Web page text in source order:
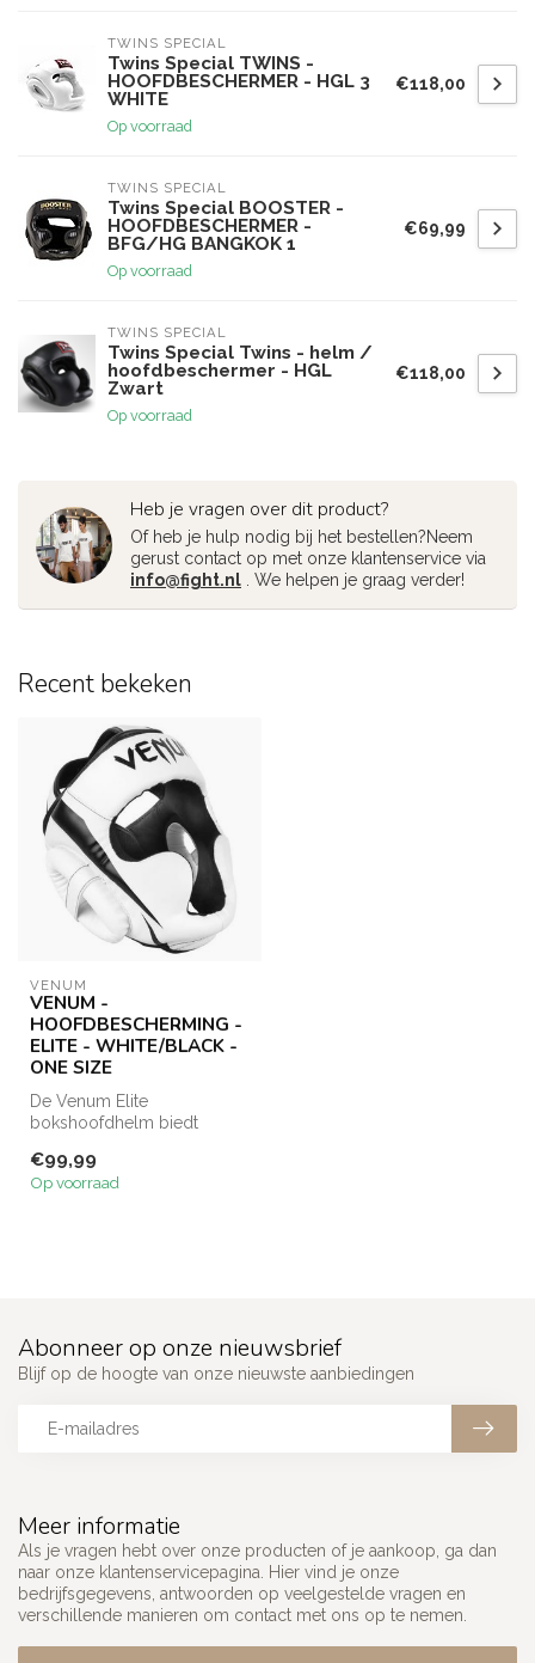
TWINS SPECIAL
Twins Special TWINS -
HOOFDBESCHERMER - HGL 3
WHITE
Op voorraad
€118,00
TWINS SPECIAL
Twins Special BOOSTER -
HOOFDBESCHERMER -
BFG/HG BANGKOK 1
Op voorraad
€69,99
TWINS SPECIAL
Twins Special Twins - helm /
hoofdbeschermer - HGL
Zwart
Op voorraad
€118,00
Heb je vragen over dit product?
Of heb je hulp nodig bij het bestellen?Neem
gerust contact op met onze klantenservice via
info@fight.nl . We helpen je graag verder!
Recent bekeken
VENUM
VENUM -
HOOFDBESCHERMING -
ELITE - WHITE/BLACK -
ONE SIZE
De Venum Elite
bokshoofdhelm biedt
Skintex leer en dried...
€99,99
Op voorraad
Meer informatie
Als je vragen hebt over onze producten of je aankoop, ga dan
naar onze klantenservicepagina. Hier vind je onze
bedrijfsgegevens, antwoorden op veelgestelde vragen en
verschillende manieren om contact met ons op te nemen.
Abonneer op onze nieuwsbrief
Blijf op de hoogte van onze nieuwste aanbiedingen